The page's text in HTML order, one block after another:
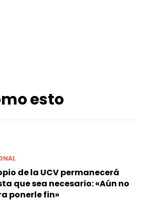
esto
de la UCV permanecerá
que sea necesario: «Aún no
ponerle fin»